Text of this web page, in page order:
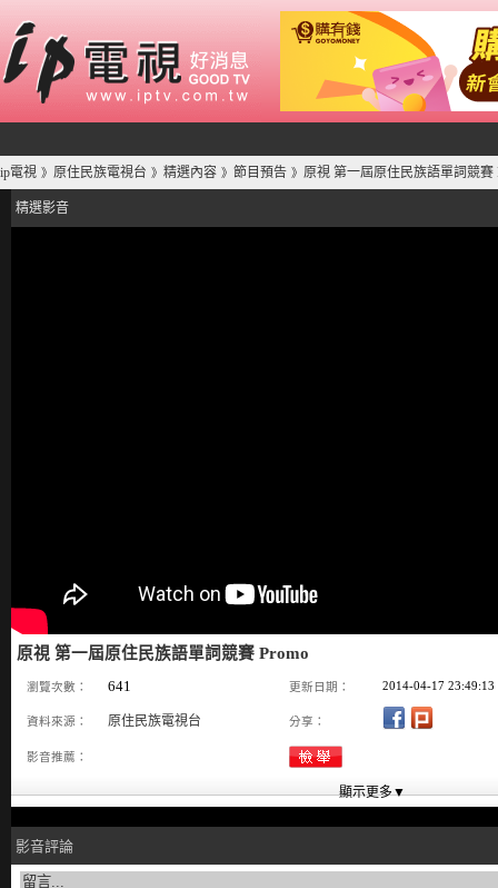
ip電視 》 原住民族電視台 》 精選內容 》 節目預告 》 原視 第一屆原住民族語單詞競賽
精選影音
原視 第一屆原住民族語單詞競賽 Promo
瀏覽次數： 641 更新日期： 2014-04-17 23:49:13
資料來源： 原住民族電視台 分享：
影音推薦：
影音評論